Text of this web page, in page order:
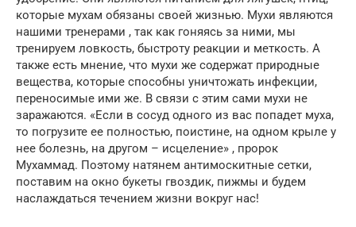
которые мухам обязаны своей жизнью. Мухи являются
нашими тренерами , так как гоняясь за ними, мы
тренируем ловкость, быстроту реакции и меткость. А
также есть мнение, что мухи же содержат природные
вещества, которые способны уничтожать инфекции,
переносимые ими же. В связи с этим сами мухи не
заражаются. «Если в сосуд одного из вас попадет муха,
то погрузите ее полностью, поистине, на одном крыле у
нее болезнь, на другом – исцеление» , пророк
Мухаммад. Поэтому натянем антимоскитные сетки,
поставим на окно букеты гвоздик, пижмы и будем
наслаждаться течением жизни вокруг нас!